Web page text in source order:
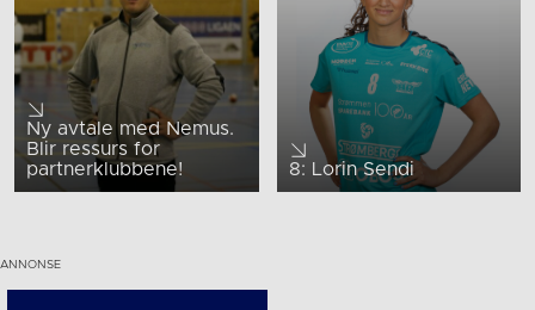
Ny avtale med Nemus.
Blir ressurs for
partnerklubbene!
8: Lorin Sendi